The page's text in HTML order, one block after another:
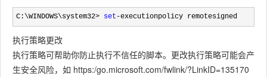
C:\WINDOWS\system32> set -executionpolicy remotesigned
执行策略更改
执行策略可帮助你防止执行不信任的脚本。更改执行策略可能会产
生安全风险，如 https:/go.microsoft.com/fwlink/?LinkID=135170